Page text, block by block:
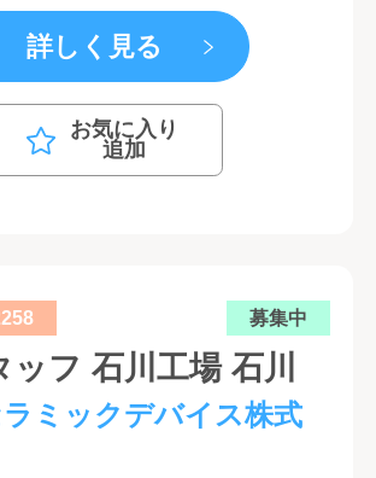
詳しく見る
お気に入り
追加
募集中
ッフ 石川工場 石川
ミックデバイス株式